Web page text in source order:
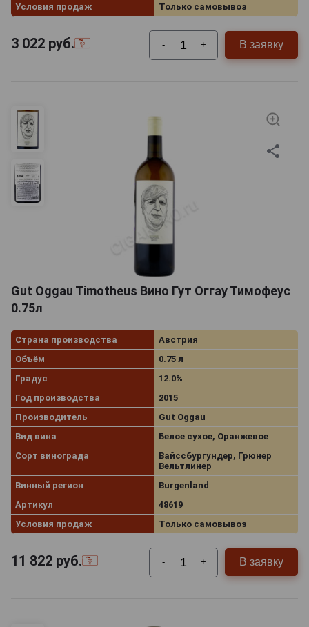
Условия продаж
Только самовывоз
3 022 руб. - + В заявку
Gut Oggau Timotheus Вино Гут Оггау Тимофеус
0.75л
Страна производства
Австрия
Объём
0.75 л
Градус
12.0%
Год производства
2015
Производитель
Gut Oggau
Вид вина
Белое сухое, Оранжевое
Сорт винограда
Вайссбургундер, Грюнер
Вельтлинер
Винный регион
Burgenland
Артикул
48619
Условия продаж
Только самовывоз
11 822 руб. - + В заявку